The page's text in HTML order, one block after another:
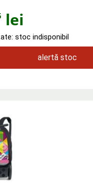
lei
stoc indisponibil
alertă stoc